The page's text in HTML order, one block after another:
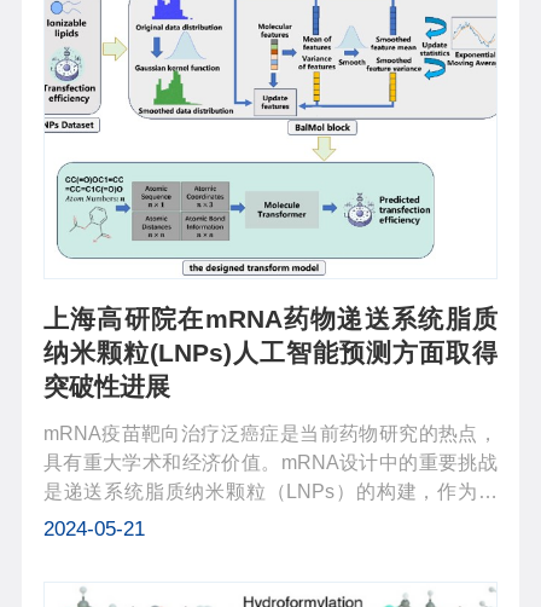
上海高研院在mRNA药物递送系统脂质
纳米颗粒(LNPs)人工智能预测方面取得
突破性进展
mRNA疫苗靶向治疗泛癌症是当前药物研究的热点，
具有重大学术和经济价值。mRNA设计中的重要挑战
是递送系统脂质纳米颗粒（LNPs）的构建，作为把
mRNA治疗药物或疫苗送达靶细胞的载体，LNPs组分
代表的新一轮人工智能技术正推动人类社会...
2024-05-21